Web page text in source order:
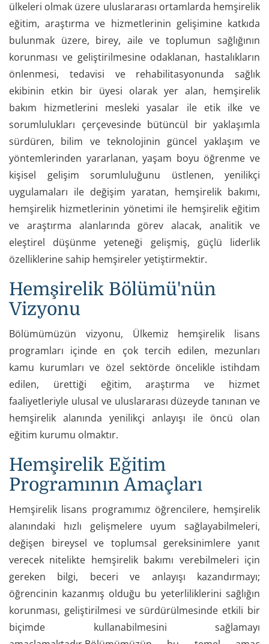
ülkeleri olmak üzere uluslararası ortamlarda hemşirelik
eğitim, araştırma ve hizmetlerinin gelişimine katkıda
bulunmak üzere, birey, aile ve toplumun sağlığının
korunması ve geliştirilmesine odaklanan, hastalıkların
önlenmesi, tedavisi ve rehabilitasyonunda sağlık
ekibinin etkin bir üyesi olarak yer alan, hemşirelik
bakım hizmetlerini mesleki yasalar ile etik ilke ve
sorumlulukları çerçevesinde bütüncül bir yaklaşımla
sürdüren, bilim ve teknolojinin güncel yaklaşım ve
yöntemlerinden yararlanan, yaşam boyu öğrenme ve
kişisel gelişim sorumluluğunu üstlenen, yenilikçi
uygulamaları ile değişim yaratan, hemşirelik bakımı,
hemşirelik hizmetlerinin yönetimi ile hemşirelik eğitim
ve araştırma alanlarında görev alacak, analitik ve
eleştirel düşünme yeteneği gelişmiş, güçlü liderlik
özelliklerine sahip hemşireler yetiştirmektir.
Hemşirelik Bölümü'nün
Vizyonu
Bölümümüzün vizyonu, Ülkemiz hemşirelik lisans
programları içinde en çok tercih edilen, mezunları
kamu kurumları ve özel sektörde öncelikle istihdam
edilen, ürettiği eğitim, araştırma ve hizmet
faaliyetleriyle ulusal ve uluslararası düzeyde tanınan ve
hemşirelik alanında yenilikçi anlayışı ile öncü olan
eğitim kurumu olmaktır.
Hemşirelik Eğitim
Programının Amaçları
Hemşirelik lisans programımız öğrencilere, hemşirelik
alanındaki hızlı gelişmelere uyum sağlayabilmeleri,
değişen bireysel ve toplumsal gereksinimlere yanıt
verecek nitelikte hemşirelik bakımı verebilmeleri için
gereken bilgi, beceri ve anlayışı kazandırmayı;
öğrencinin kazanmış olduğu bu yeterliliklerini sağlığın
korunması, geliştirilmesi ve sürdürülmesinde etkili bir
biçimde kullanabilmesini sağlamayı